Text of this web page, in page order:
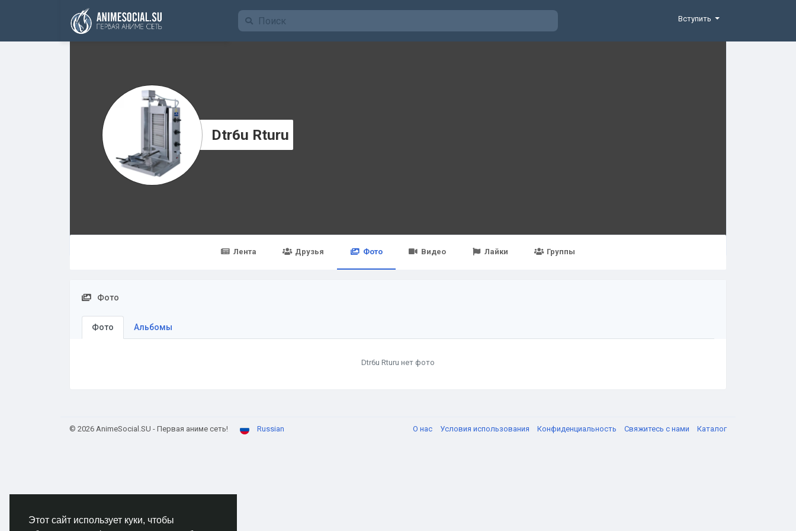
Этот сайт использует куки, чтобы
Funding
Вступить
Dtr6u Rturu
Лента Друзья Фото Видео Лайки Группы
Фото
Фото Альбомы
Dtr6u Rturu нет фото
© 2026 AnimeSocial.SU - Первая аниме сеть! Russian О нас Условия использования Конфиденциальность Свяжитесь с нами Каталог